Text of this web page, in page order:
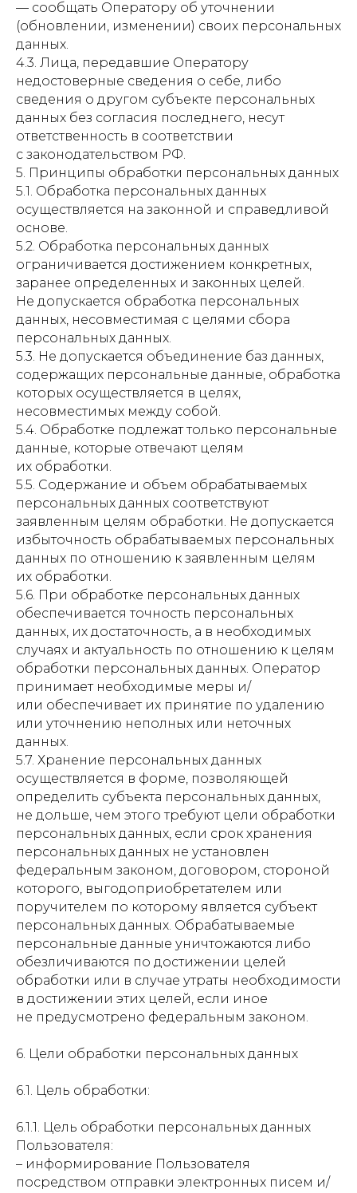
— сообщать Оператору об уточнении
(обновлении, изменении) своих персональных
данных.
4.3. Лица, передавшие Оператору
недостоверные сведения о себе, либо
сведения о другом субъекте персональных
данных без согласия последнего, несут
ответственность в соответствии
с законодательством РФ.
5. Принципы обработки персональных данных
5.1. Обработка персональных данных
осуществляется на законной и справедливой
основе.
5.2. Обработка персональных данных
ограничивается достижением конкретных,
заранее определенных и законных целей.
Не допускается обработка персональных
данных, несовместимая с целями сбора
персональных данных.
5.3. Не допускается объединение баз данных,
содержащих персональные данные, обработка
которых осуществляется в целях,
несовместимых между собой.
5.4. Обработке подлежат только персональные
данные, которые отвечают целям
их обработки.
5.5. Содержание и объем обрабатываемых
персональных данных соответствуют
заявленным целям обработки. Не допускается
избыточность обрабатываемых персональных
данных по отношению к заявленным целям
их обработки.
5.6. При обработке персональных данных
обеспечивается точность персональных
данных, их достаточность, а в необходимых
случаях и актуальность по отношению к целям
обработки персональных данных. Оператор
принимает необходимые меры и/
или обеспечивает их принятие по удалению
или уточнению неполных или неточных
данных.
5.7. Хранение персональных данных
осуществляется в форме, позволяющей
определить субъекта персональных данных,
не дольше, чем этого требуют цели обработки
персональных данных, если срок хранения
персональных данных не установлен
федеральным законом, договором, стороной
которого, выгодоприобретателем или
поручителем по которому является субъект
персональных данных. Обрабатываемые
персональные данные уничтожаются либо
обезличиваются по достижении целей
обработки или в случае утраты необходимости
в достижении этих целей, если иное
не предусмотрено федеральным законом.
6. Цели обработки персональных данных
6.1. Цель обработки:
6.1.1. Цель обработки персональных данных
Пользователя:
– информирование Пользователя
посредством отправки электронных писем и/